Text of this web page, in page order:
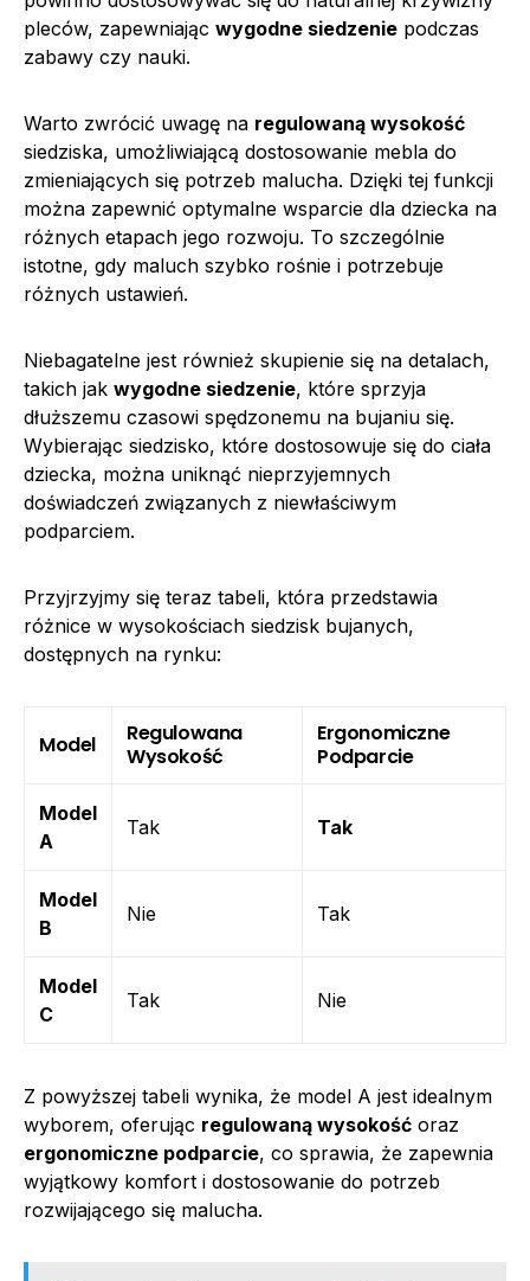
pleców, zapewniając wygodne siedzenie podczas
zabawy czy nauki.
Warto zwrócić uwagę na regulowaną wysokość
siedziska, umożliwiającą dostosowanie mebla do
zmieniających się potrzeb malucha. Dzięki tej funkcji
można zapewnić optymalne wsparcie dla dziecka na
różnych etapach jego rozwoju. To szczególnie
istotne, gdy maluch szybko rośnie i potrzebuje
różnych ustawień.
Niebagatelne jest również skupienie się na detalach,
takich jak wygodne siedzenie, które sprzyja
dłuższemu czasowi spędzonemu na bujaniu się.
Wybierając siedzisko, które dostosowuje się do ciała
dziecka, można uniknąć nieprzyjemnych
doświadczeń związanych z niewłaściwym
podparciem.
Przyjrzyjmy się teraz tabeli, która przedstawia
różnice w wysokościach siedzisk bujanych,
dostępnych na rynku:
Model
Regulowana
Wysokość
Ergonomiczne
Podparcie
Model
A
Tak Tak
Model
B
Nie Tak
Model
C
Tak Nie
Z powyższej tabeli wynika, że model A jest idealnym
wyborem, oferując regulowaną wysokość oraz
ergonomiczne podparcie, co sprawia, że zapewnia
wyjątkowy komfort i dostosowanie do potrzeb
rozwijającego się malucha.